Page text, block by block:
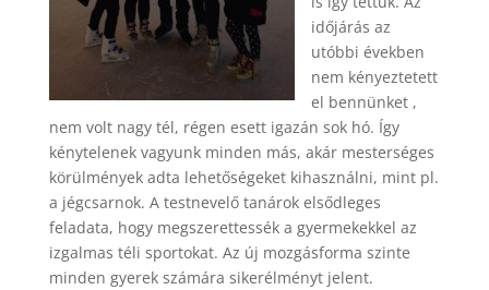
időjárás az
utóbbi években
nem kényeztetett
el bennünket ,
nem volt nagy tél, régen esett igazán sok hó. Így
kénytelenek vagyunk minden más, akár mesterséges
körülmények adta lehetőségeket kihasználni, mint pl.
a jégcsarnok. A testnevelő tanárok elsődleges
feladata, hogy megszerettessék a gyermekekkel az
izgalmas téli sportokat. Az új mozgásforma szinte
minden gyerek számára sikerélményt jelent.